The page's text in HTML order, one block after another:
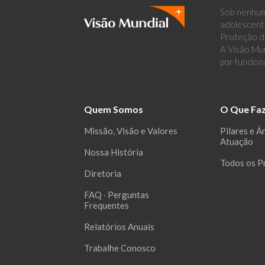
Sob
Proteção
A Visão
por
Quem Somos
Missão, Visão e Valores
Nossa História
Diretoria
FAQ ‧ Perguntas
Frequentes
Relatórios Anuais
Trabalhe Conosco
O Que
Pilares e
Atuação
Todos os